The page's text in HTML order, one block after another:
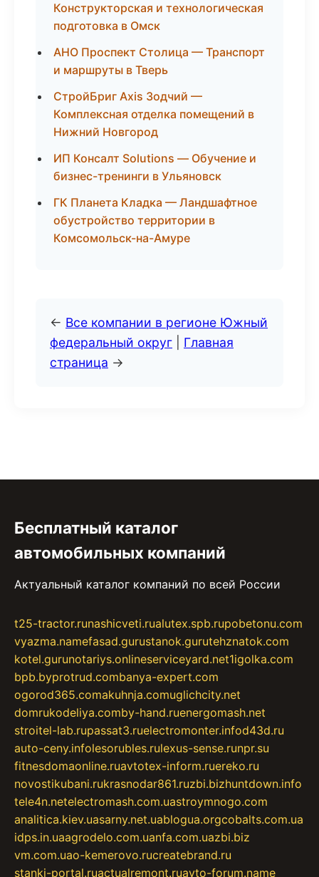
Конструкторская и технологическая
подготовка в Омск
АНО Проспект Столица — Транспорт
и маршруты в Тверь
СтройБриг Axis Зодчий —
Комплексная отделка помещений в
Нижний Новгород
ИП Консалт Solutions — Обучение и
бизнес-тренинги в Ульяновск
ГК Планета Кладка — Ландшафтное
обустройство территории в
Комсомольск-на-Амуре
← Все компании в регионе Южный
федеральный округ
Главная
страница →
Бесплатный каталог
автомобильных компаний
Актуальный каталог компаний по всей России
t25-tractor.runashicveti.rualutex.spb.rupobetonu.com
vyazma.namefasad.gurustanok.gurutehznatok.com
kotel.gurunotariys.onlineserviceyard.net1igolka.com
bpb.byprotrud.combanya-expert.com
ogorod365.comakuhnja.comuglichcity.net
domrukodeliya.comby-hand.ruenergomash.net
stroitel-lab.rupassat3.ruelectromonter.infod43d.ru
auto-ceny.infolesorubles.rulexus-sense.runpr.su
fitnesdomaonline.ruavtotex-inform.ruereko.ru
novostikubani.rukrasnodar861.ruzbi.bizhuntdown.info
tele4n.netelectromash.com.uastroymnogo.com
analitica.kiev.uasarny.net.uablogua.orgcobalts.com.ua
idps.in.uaagrodelo.com.uanfa.com.uazbi.biz
vm.com.uao-kemerovo.rucreatebrand.ru
stanki-portal.ruactualremont.ruavto-forum.name